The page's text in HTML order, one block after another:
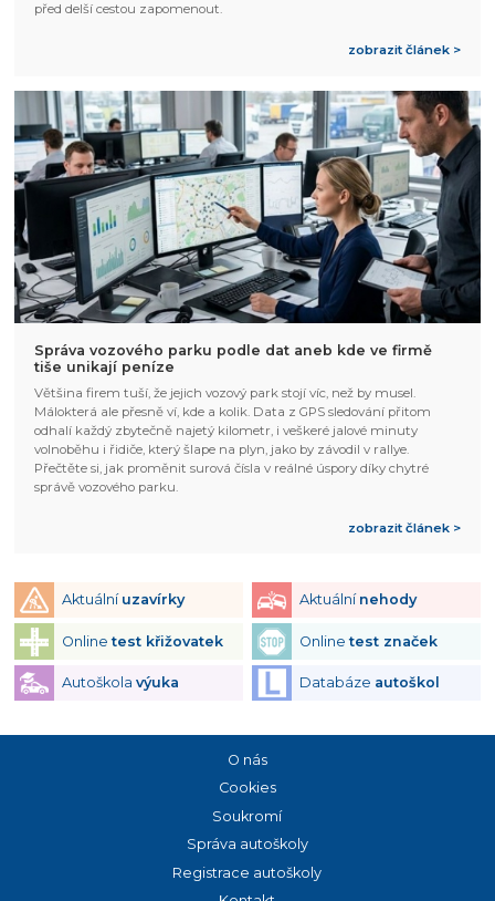
před delší cestou zapomenout.
zobrazit článek >
Správa vozového parku podle dat aneb kde ve firmě
tiše unikají peníze
Většina firem tuší, že jejich vozový park stojí víc, než by musel.
Málokterá ale přesně ví, kde a kolik. Data z GPS sledování přitom
odhalí každý zbytečně najetý kilometr, i veškeré jalové minuty
volnoběhu i řidiče, který šlape na plyn, jako by závodil v rallye.
Přečtěte si, jak proměnit surová čísla v reálné úspory díky chytré
správě vozového parku.
zobrazit článek >
Aktuální uzavírky Aktuální nehody
Onlinetest křižovatek Onlinetest značek
Autoškola výuka Databáze autoškol
O nás
Cookies
Soukromí
Správa autoškoly
Registrace autoškoly